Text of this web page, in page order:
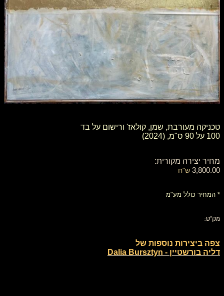
טכניקה מעורבת, שמן, קולאז' ורישום על בד
100 על 90 ס"מ, (2024)
מחיר יצירה מקורית:
3,800.00 ש"ח
* המחיר כולל מע"מ
מק"ט:
צפה ביצירות נוספות של
דליה בורשטיין - Dalia Bursztyn